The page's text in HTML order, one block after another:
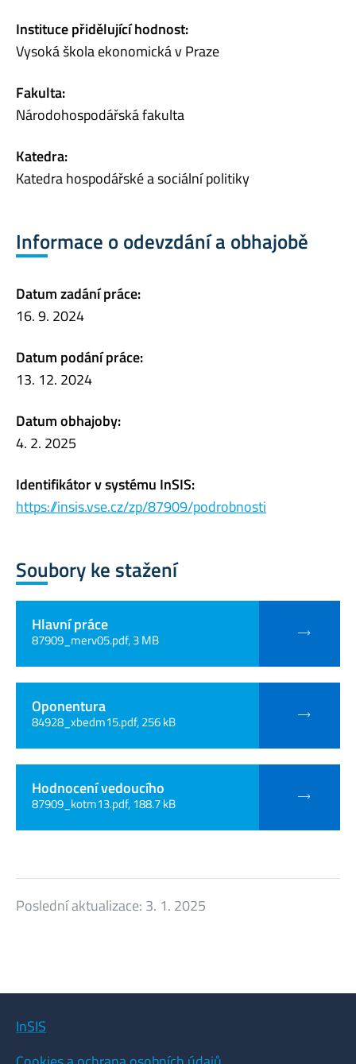
Instituce přidělující hodnost:
Vysoká škola ekonomická v Praze
Fakulta:
Národohospodářská fakulta
Katedra:
Katedra hospodářské a sociální politiky
Informace o odevzdání a obhajobě
Datum zadání práce:
16. 9. 2024
Datum podání práce:
13. 12. 2024
Datum obhajoby:
4. 2. 2025
Identifikátor v systému InSIS:
https://insis.vse.cz/zp/87909/podrobnosti
Soubory ke stažení
Hlavní práce
87909_merv05.pdf, 3 MB
Oponentura
84928_xbedm15.pdf, 256 kB
Hodnocení vedoucího
87909_kotm13.pdf, 188.7 kB
Poslední aktualizace: 3. 1. 2025
InSIS